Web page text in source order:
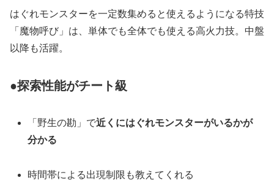
はぐれモンスターを一定数集めると使えるようになる特技
「魔物呼び」は、単体でも全体でも使える高火力技。中盤
以降も活躍。
●探索性能がチート級
「野生の勘」で近くにはぐれモンスターがいるかが
分かる
時間帯による出現制限も教えてくれる